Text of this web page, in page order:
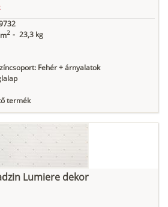
2 - 23,3 kg
Fehér + árnyalatok
termék
Lumiere dekor